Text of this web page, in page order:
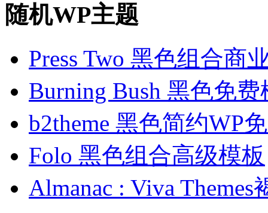
随机WP主题
Press Two 黑色组合商
Burning Bush 黑色免费
b2theme 黑色简约WP
Folo 黑色组合高级模板
Almanac : Viva